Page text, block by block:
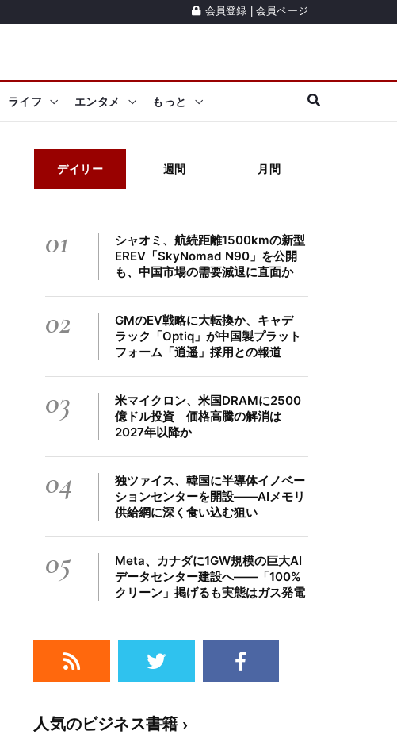
会員登録 会員ページ
ライフ エンタメ もっと
デイリー 週間 月間
01
シャオミ、航続距離1500kmの新型
EREV「SkyNomad N90」を公開
も、中国市場の需要減退に直面か
02
GMのEV戦略に大転換か、キャデ
ラック「Optiq」が中国製プラット
フォーム「逍遥」採用との報道
03
米マイクロン、米国DRAMに2500
億ドル投資 価格高騰の解消は
2027年以降か
04
独ツァイス、韓国に半導体イノベー
ションセンターを開設――AIメモリ
供給網に深く食い込む狙い
05
Meta、カナダに1GW規模の巨大AI
データセンター建設へ――「100%
クリーン」掲げるも実態はガス発電
人気のビジネス書籍